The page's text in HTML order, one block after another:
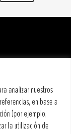
analizar nuestros
en base a
(por ejemplo,
la utilización de